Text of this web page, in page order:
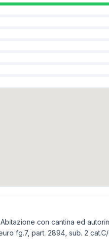
con cantina ed
fg.7, part. 2894, sub. 2 cat.C/